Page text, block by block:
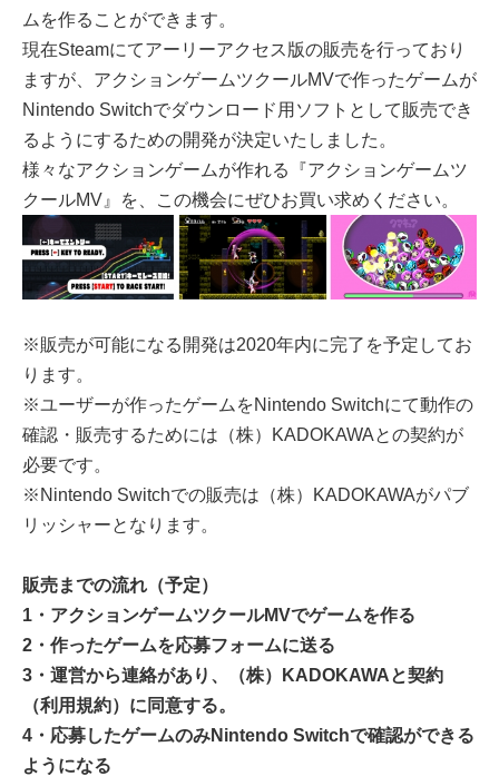
ムを作ることができます。
現在Steamにてアーリーアクセス版の販売を行っており
ますが、アクションゲームツクールMVで作ったゲームが
Nintendo Switchでダウンロード用ソフトとして販売でき
るようにするための開発が決定いたしました。
様々なアクションゲームが作れる『アクションゲームツ
クールMV』を、この機会にぜひお買い求めください。
※販売が可能になる開発は2020年内に完了を予定してお
ります。
※ユーザーが作ったゲームをNintendo Switchにて動作の
確認・販売するためには（株）KADOKAWAとの契約が
必要です。
※Nintendo Switchでの販売は（株）KADOKAWAがパブ
リッシャーとなります。
販売までの流れ（予定）
1・アクションゲームツクールMVでゲームを作る
2・作ったゲームを応募フォームに送る
3・運営から連絡があり、（株）KADOKAWAと契約
（利用規約）に同意する。
4・応募したゲームのみNintendo Switchで確認ができる
ようになる